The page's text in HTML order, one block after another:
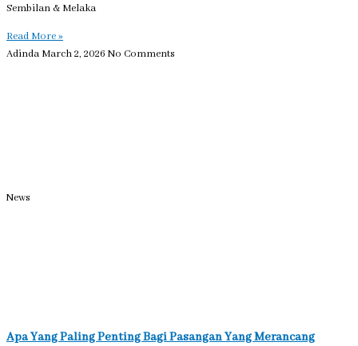
Sembilan & Melaka
Read More »
Adinda March 2, 2026 No Comments
News
Apa Yang Paling Penting Bagi Pasangan Yang Merancang